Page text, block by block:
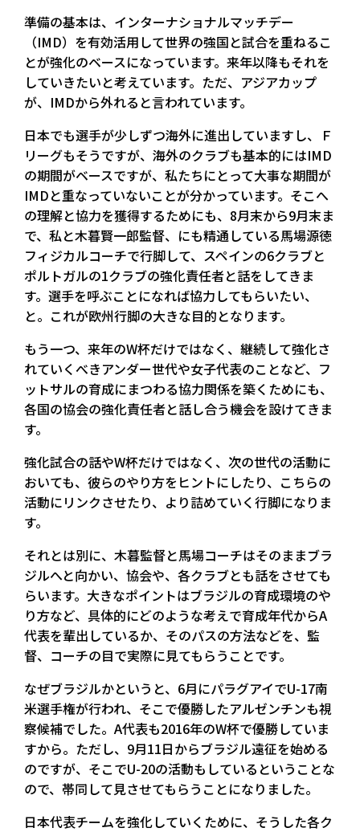
準備の基本は、インターナショナルマッチデー
（IMD）を有効活用して世界の強国と試合を重ねるこ
とが強化のベースになっています。来年以降もそれを
していきたいと考えています。ただ、アジアカップ
が、IMDから外れると言われています。
日本でも選手が少しずつ海外に進出していますし、Ｆ
リーグもそうですが、海外のクラブも基本的にはIMD
の期間がベースですが、私たちにとって大事な期間が
IMDと重なっていないことが分かっています。そこへ
の理解と協力を獲得するためにも、8月末から9月末ま
で、私と木暮賢一郎監督、にも精通している馬場源徳
フィジカルコーチで行脚して、スペインの6クラブと
ポルトガルの1クラブの強化責任者と話をしてきま
す。選手を呼ぶことになれば協力してもらいたい、
と。これが欧州行脚の大きな目的となります。
もう一つ、来年のW杯だけではなく、継続して強化さ
れていくべきアンダー世代や女子代表のことなど、フ
ットサルの育成にまつわる協力関係を築くためにも、
各国の協会の強化責任者と話し合う機会を設けてきま
す。
強化試合の話やW杯だけではなく、次の世代の活動に
おいても、彼らのやり方をヒントにしたり、こちらの
活動にリンクさせたり、より詰めていく行脚になりま
す。
それとは別に、木暮監督と馬場コーチはそのままブラ
ジルへと向かい、協会や、各クラブとも話をさせても
らいます。大きなポイントはブラジルの育成環境のや
り方など、具体的にどのような考えで育成年代からA
代表を輩出しているか、そのパスの方法などを、監
督、コーチの目で実際に見てもらうことです。
なぜブラジルかというと、6月にパラグアイでU-17南
米選手権が行われ、そこで優勝したアルゼンチンも視
察候補でした。A代表も2016年のW杯で優勝していま
すから。ただし、9月11日からブラジル遠征を始める
のですが、そこでU-20の活動もしているということな
ので、帯同して見させてもらうことになりました。
日本代表チームを強化していくために、そうした各ク